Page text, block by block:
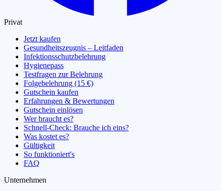
Privat
Jetzt kaufen
Gesundheitszeugnis – Leitfaden
Infektionsschutzbelehrung
Hygienepass
Testfragen zur Belehrung
Folgebelehrung (15 €)
Gutschein kaufen
Erfahrungen & Bewertungen
Gutschein einlösen
Wer braucht es?
Schnell-Check: Brauche ich eins?
Was kostet es?
Gültigkeit
So funktioniert's
FAQ
Unternehmen